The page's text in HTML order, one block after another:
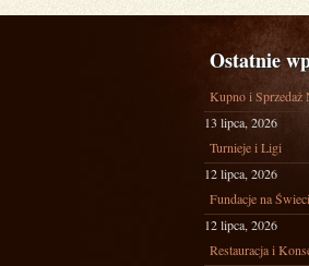
Ostatnie
Kupno i Sprzedaż
13 lipca, 2026
Turnieje i Ligi
12 lipca, 2026
Fundacje na
12 lipca, 2026
Restauracja i